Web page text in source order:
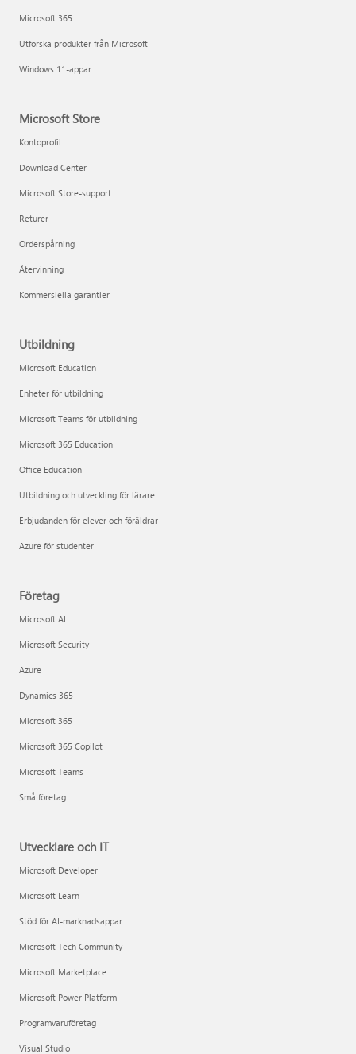
Microsoft 365
Utforska produkter från Microsoft
Windows 11-appar
Microsoft Store
Kontoprofil
Download Center
Microsoft Store-support
Returer
Orderspårning
Återvinning
Kommersiella garantier
Utbildning
Microsoft Education
Enheter för utbildning
Microsoft Teams för utbildning
Microsoft 365 Education
Office Education
Utbildning och utveckling för lärare
Erbjudanden för elever och föräldrar
Azure för studenter
Företag
Microsoft AI
Microsoft Security
Azure
Dynamics 365
Microsoft 365
Microsoft 365 Copilot
Microsoft Teams
Små företag
Utvecklare och IT
Microsoft Developer
Microsoft Learn
Stöd för AI-marknadsappar
Microsoft Tech Community
Microsoft Marketplace
Microsoft Power Platform
Programvaruföretag
Visual Studio